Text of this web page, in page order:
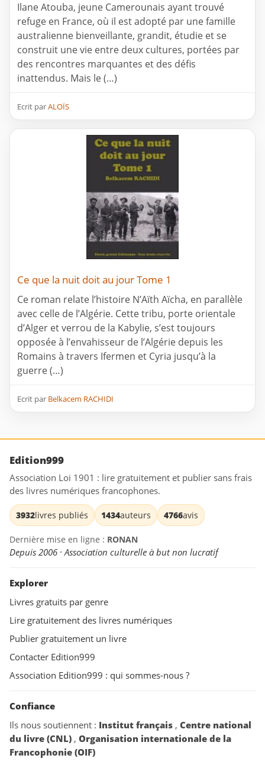
Ilane Atouba, jeune Camerounais ayant trouvé
refuge en France, où il est adopté par une famille
australienne bienveillante, grandit, étudie et se
construit une vie entre deux cultures, portées par
des rencontres marquantes et des défis
inattendus. Mais le (…)
Ecrit parALOÏS
Ce que la nuit doit au jour Tome 1
Ce roman relate l’histoire N’Aïth Aïcha, en parallèle
avec celle de l’Algérie. Cette tribu, porte orientale
d’Alger et verrou de la Kabylie, s’est toujours
opposée à l’envahisseur de l’Algérie depuis les
Romains à travers Ifermen et Cyria jusqu’à la
guerre (…)
Ecrit par Belkacem RACHIDI
Edition999
Association Loi 1901 : lire gratuitement et publier sans frais
des livres numériques francophones.
3932livres publiés 1434auteurs 4766avis
Dernière mise en ligne : RONAN
Depuis 2006 · Association culturelle à but non lucratif
Explorer
Livres gratuits par genre
Lire gratuitement des livres numériques
Publier gratuitement un livre
Contacter Edition999
Association Edition999 : qui sommes-nous ?
Confiance
Ils nous soutiennent : Institut français , Centre national
du livre (CNL) , Organisation internationale de la
Francophonie (OIF)